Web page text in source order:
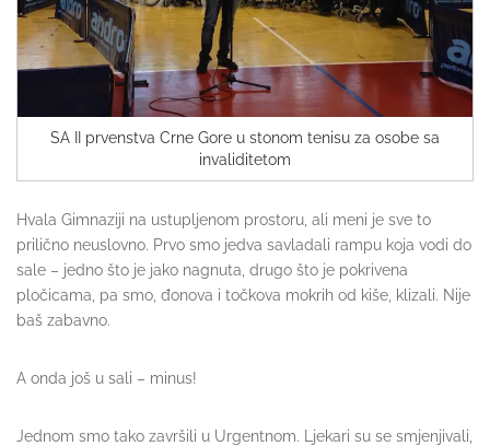
SA II prvenstva Crne Gore u stonom tenisu za osobe sa
invaliditetom
Hvala Gimnaziji na ustupljenom prostoru, ali meni je sve to
prilično neuslovno. Prvo smo jedva savladali rampu koja vodi do
sale – jedno što je jako nagnuta, drugo što je pokrivena
pločicama, pa smo, đonova i točkova mokrih od kiše, klizali. Nije
baš zabavno.
A onda još u sali – minus!
Jednom smo tako završili u Urgentnom. Ljekari su se smjenjivali,